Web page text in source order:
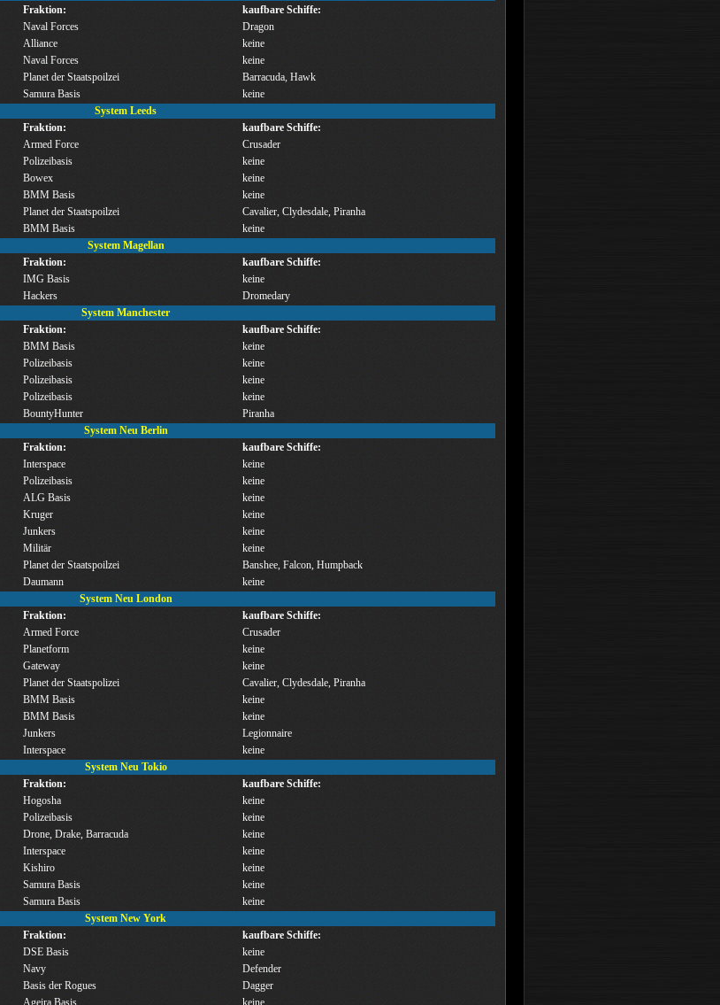
Fraktion:
kaufbare Schiffe:
Naval Forces
Dragon
Alliance
keine
Naval Forces
keine
Planet der Staatspoilzei
Barracuda, Hawk
Samura Basis
keine
System Leeds
Fraktion:
kaufbare Schiffe:
Armed Force
Crusader
Polizeibasis
keine
Bowex
keine
BMM Basis
keine
Planet der Staatspoilzei
Cavalier, Clydesdale, Piranha
BMM Basis
keine
System Magellan
Fraktion:
kaufbare Schiffe:
IMG Basis
keine
Hackers
Dromedary
System Manchester
Fraktion:
kaufbare Schiffe:
BMM Basis
keine
Polizeibasis
keine
Polizeibasis
keine
Polizeibasis
keine
BountyHunter
Piranha
System Neu Berlin
Fraktion:
kaufbare Schiffe:
Interspace
keine
Polizeibasis
keine
ALG Basis
keine
Kruger
keine
Junkers
keine
Militär
keine
Planet der Staatspoilzei
Banshee, Falcon, Humpback
Daumann
keine
System Neu London
Fraktion:
kaufbare Schiffe:
Armed Force
Crusader
Planetform
keine
Gateway
keine
Planet der Staatspolizei
Cavalier, Clydesdale, Piranha
BMM Basis
keine
BMM Basis
keine
Junkers
Legionnaire
Interspace
keine
System Neu Tokio
Fraktion:
kaufbare Schiffe:
Hogosha
keine
Polizeibasis
keine
Drone, Drake, Barracuda
keine
Interspace
keine
Kishiro
keine
Samura Basis
keine
Samura Basis
keine
System New York
Fraktion:
kaufbare Schiffe:
DSE Basis
keine
Navy
Defender
Basis der Rogues
Dagger
Ageira Basis keine